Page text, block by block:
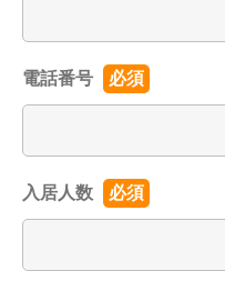
電話番号 必須
入居人数 必須